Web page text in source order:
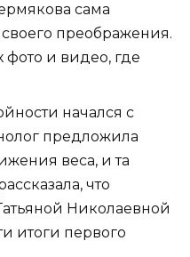
сама
преображения.
фото и видео, где
начался с
предложила
веса, и та
что
Николаевной
итоги первого